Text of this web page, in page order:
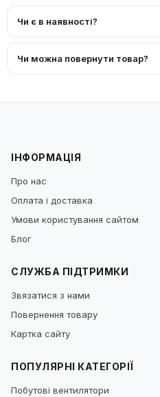
Чи є в наявності?
Чи можна повернути товар?
ІНФОРМАЦІЯ
Про нас
Оплата і доставка
Умови користування сайтом
Блог
СЛУЖБА ПІДТРИМКИ
Звязатися з нами
Повернення товару
Картка сайту
ПОПУЛЯРНІ КАТЕГОРІЇ
Побутові вентилятори